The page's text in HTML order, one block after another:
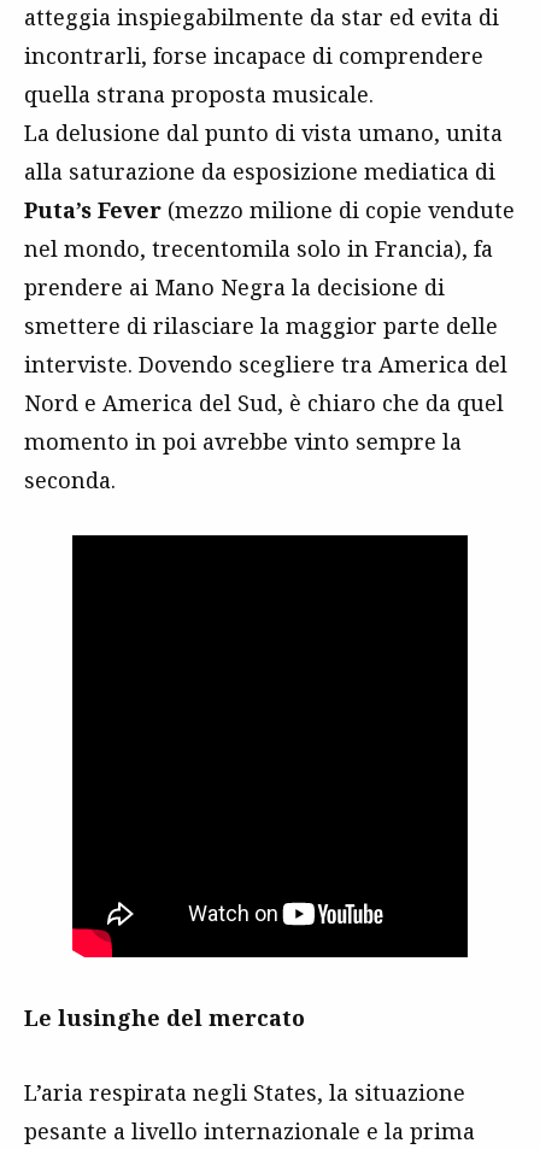
atteggia inspiegabilmente da star ed evita di
incontrarli, forse incapace di comprendere
quella strana proposta musicale.
La delusione dal punto di vista umano, unita
alla saturazione da esposizione mediatica di
Puta’s Fever (mezzo milione di copie vendute
nel mondo, trecentomila solo in Francia), fa
prendere ai Mano Negra la decisione di
smettere di rilasciare la maggior parte delle
interviste. Dovendo scegliere tra America del
Nord e America del Sud, è chiaro che da quel
momento in poi avrebbe vinto sempre la
seconda.
Le lusinghe del mercato
L’aria respirata negli States, la situazione
pesante a livello internazionale e la prima